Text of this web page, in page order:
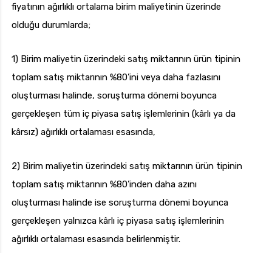
fiyatının ağırlıklı ortalama birim maliyetinin üzerinde
olduğu durumlarda;
1) Birim maliyetin üzerindeki satış miktarının ürün tipinin
toplam satış miktarının %80’ini veya daha fazlasını
oluşturması halinde, soruşturma dönemi boyunca
gerçekleşen tüm iç piyasa satış işlemlerinin (kârlı ya da
kârsız) ağırlıklı ortalaması esasında,
2) Birim maliyetin üzerindeki satış miktarının ürün tipinin
toplam satış miktarının %80’inden daha azını
oluşturması halinde ise soruşturma dönemi boyunca
gerçekleşen yalnızca kârlı iç piyasa satış işlemlerinin
ağırlıklı ortalaması esasında belirlenmiştir.